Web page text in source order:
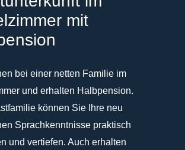
mit
bei einer netten Familie im
und erhalten Halbpension.
können Sie Ihre neu
Sprachkenntnisse praktisch
und vertiefen. Auch erhalten